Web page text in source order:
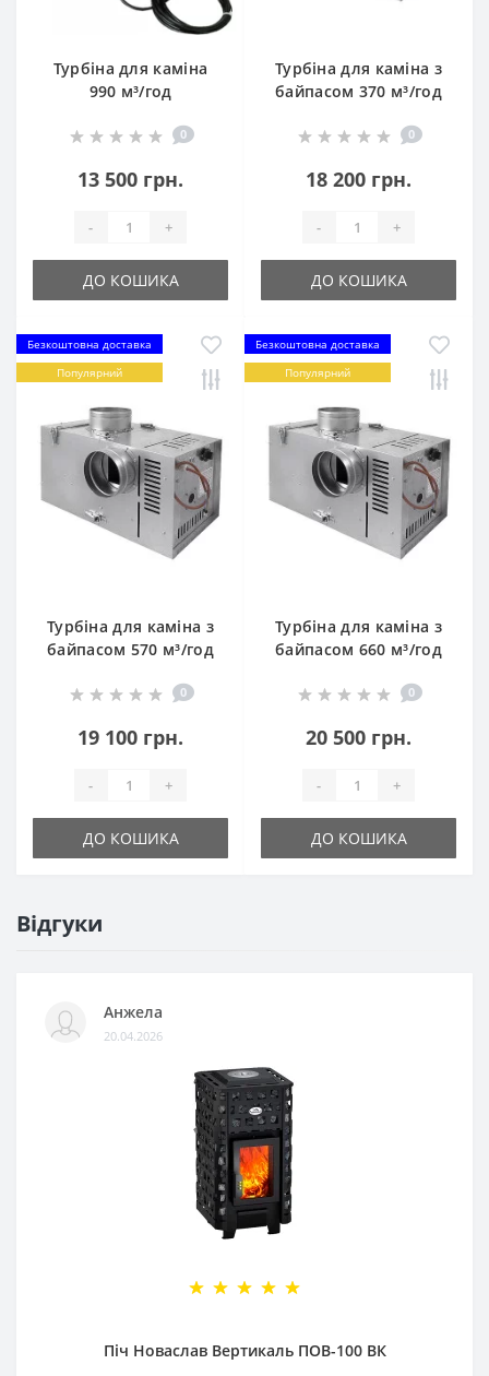
Турбіна для каміна
990 м³/год
0
13 500 грн.
- +
ДО КОШИКА
Турбіна для каміна з
байпасом 370 м³/год
0
18 200 грн.
- +
ДО КОШИКА
Безкоштовна доставка
Популярний
Турбіна для каміна з
байпасом 570 м³/год
0
19 100 грн.
- +
ДО КОШИКА
Безкоштовна доставка
Популярний
Турбіна для каміна з
байпасом 660 м³/год
0
20 500 грн.
- +
ДО КОШИКА
Відгуки
Анжела
20.04.2026
Піч Новаслав Вертикаль ПОВ-100 ВК